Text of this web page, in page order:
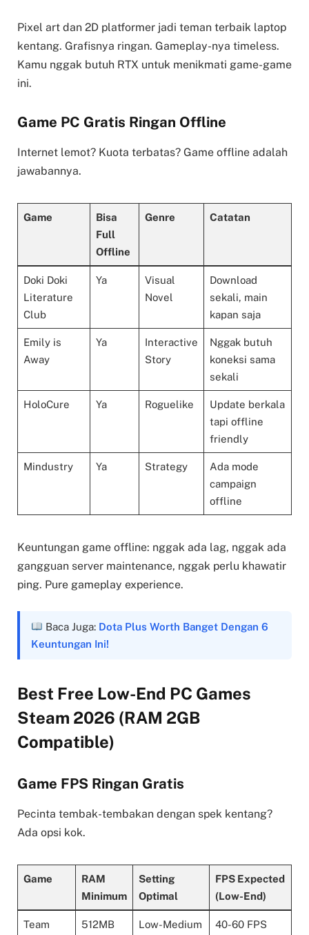
Pixel art dan 2D platformer jadi teman terbaik laptop
kentang. Grafisnya ringan. Gameplay-nya timeless.
Kamu nggak butuh RTX untuk menikmati game-game
ini.
Game PC Gratis Ringan Offline
Internet lemot? Kuota terbatas? Game offline adalah
jawabannya.
Game
Bisa
Full
Offline
Genre Catatan
Doki Doki
Literature
Club
Ya
Visual
Novel
Download
sekali, main
kapan saja
Emily is
Away
Ya
Interactive
Story
Nggak butuh
koneksi sama
sekali
HoloCure Ya Roguelike
Update berkala
tapi offline
friendly
Mindustry Ya Strategy
Ada mode
campaign
offline
Keuntungan game offline: nggak ada lag, nggak ada
gangguan server maintenance, nggak perlu khawatir
ping. Pure gameplay experience.
Baca Juga: Dota Plus Worth Banget Dengan 6
Keuntungan Ini!
Best Free Low-End PC Games
Steam 2026 (RAM 2GB
Compatible)
Game FPS Ringan Gratis
Pecinta tembak-tembakan dengan spek kentang?
Ada opsi kok.
Game
RAM
Minimum
Setting
Optimal
FPS Expected
(Low-End)
Team
512MB Low-Medium 40-60 FPS